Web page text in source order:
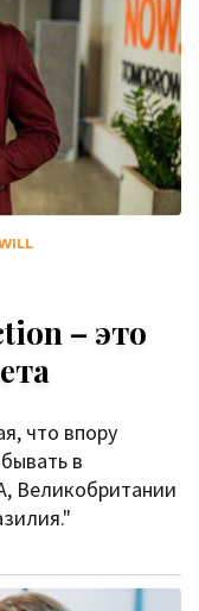
– это
что впору
в
Великобритании